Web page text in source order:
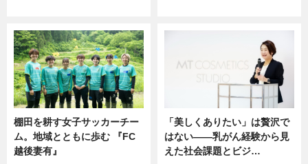
棚田を耕す女子サッカーチー
ム。地域とともに歩む 『FC
越後妻有』
「美しくありたい」は贅沢で
はない――乳がん経験から見
えた社会課題とビジ…